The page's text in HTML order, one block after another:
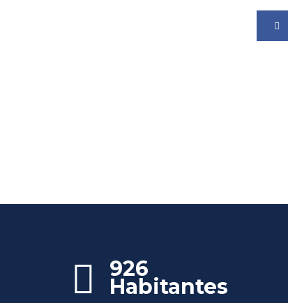
926
Habitantes